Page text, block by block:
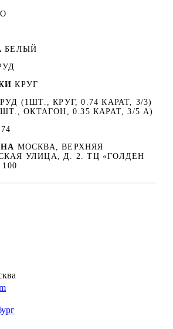
БЕЛЫЙ
КРУГ
(1ШТ., КРУГ, 0.74 КАРАТ, 3/3)
ОКТАГОН, 0.35 КАРАТ, 3/5 А)
МОСКВА, ВЕРХНЯЯ
УЛИЦА, Д. 2. ТЦ «ГОЛДЕН